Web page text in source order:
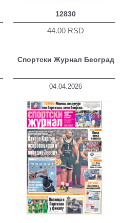
12830
44.00 RSD
Спортски Журнал Београд
04.04.2026